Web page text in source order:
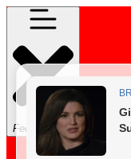
Fechar Menu